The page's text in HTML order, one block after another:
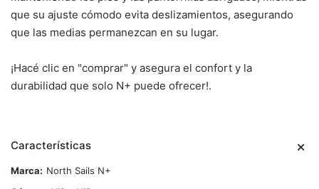
que su ajuste cómodo evita deslizamientos, asegurando
que las medias permanezcan en su lugar.
¡Hacé clic en "comprar" y asegura el confort y la
durabilidad que solo N+ puede ofrecer!.
Características
Marca
North Sails N+